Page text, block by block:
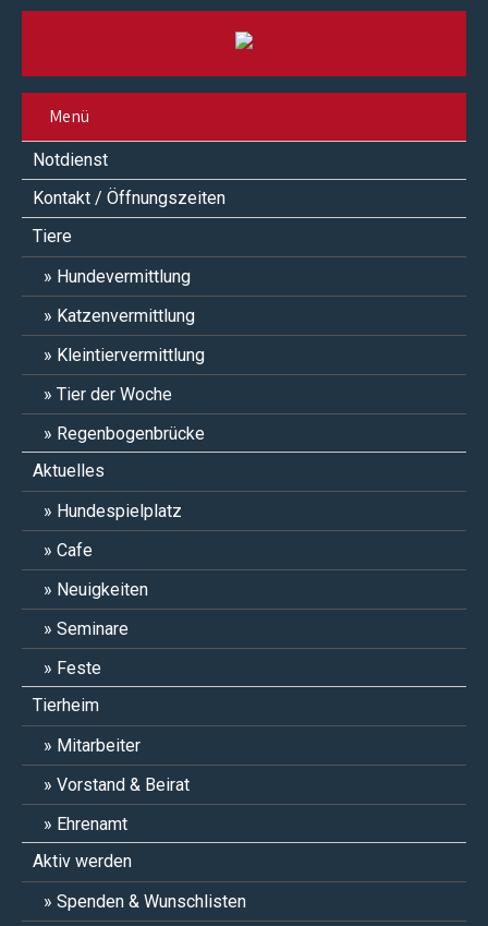
Menü
Notdienst
Kontakt / Öffnungszeiten
Tiere
Hundevermittlung
Katzenvermittlung
Kleintiervermittlung
Tier der Woche
Regenbogenbrücke
Aktuelles
Hundespielplatz
Cafe
Neuigkeiten
Seminare
Feste
Tierheim
Mitarbeiter
Vorstand & Beirat
Ehrenamt
Aktiv werden
Spenden & Wunschlisten